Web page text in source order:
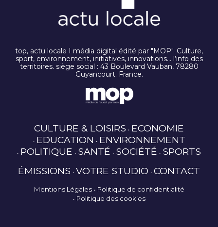
top, actu locale I média digital édité par "MOP". Culture,
sport, environnement, initiatives, innovations… l’info des
territoires. siège social : 43 Boulevard Vauban, 78280
Guyancourt. France.
CULTURE & LOISIRS ECONOMIE
EDUCATION ENVIRONNEMENT
POLITIQUE SANTÉ SOCIÉTÉ SPORTS
ÉMISSIONS VOTRE STUDIO CONTACT
Mentions Légales
Politique de confidentialité
Politique des cookies